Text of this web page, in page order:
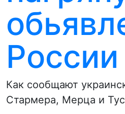
России
Как сообщают
Стармера, Мерца и